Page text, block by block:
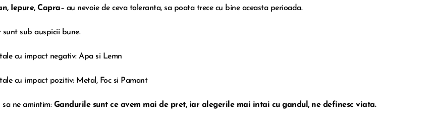
Iepure, Capra– au nevoie de ceva toleranta, sa poata trece cu bine aceasta perioada.
sunt sub auspicii bune.
cu impact negativ: Apa si Lemn
cu impact pozitiv: Metal, Foc si Pamant
sa ne amintim:Gandurile sunt ce avem mai de pret, iar alegerile mai intai cu gandul, ne definesc viata.